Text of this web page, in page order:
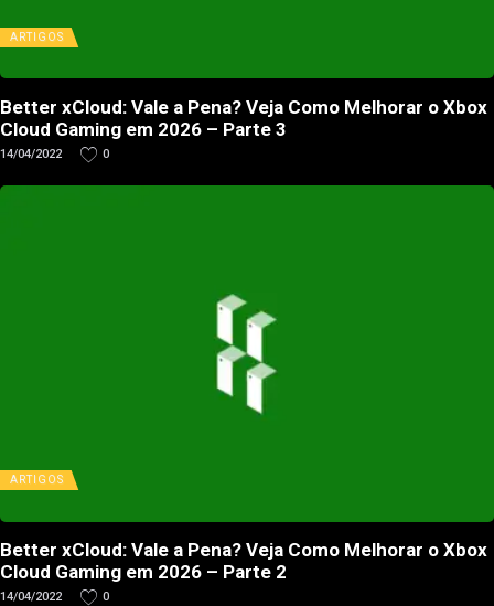
ARTIGOS
Better xCloud: Vale a Pena? Veja Como Melhorar o Xbox
Cloud Gaming em 2026 – Parte 3
14/04/2022 0
ARTIGOS
Better xCloud: Vale a Pena? Veja Como Melhorar o Xbox
Cloud Gaming em 2026 – Parte 2
14/04/2022 0